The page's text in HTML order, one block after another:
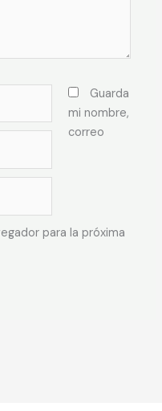
Guarda
mi nombre,
correo
para la próxima